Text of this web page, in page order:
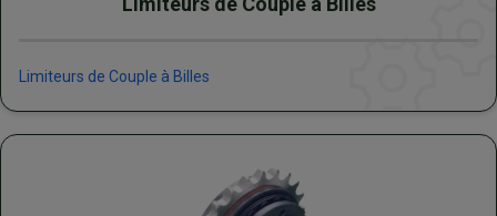
Limiteurs de Couple à Billes